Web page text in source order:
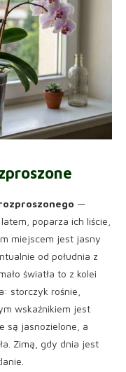
—
poparza ich liście,
miejscem jest jasny
od południa z
światła to z kolei
storczyk rośnie,
wskaźnikiem jest
są jasnozielone, a
Zimą, gdy dnia jest